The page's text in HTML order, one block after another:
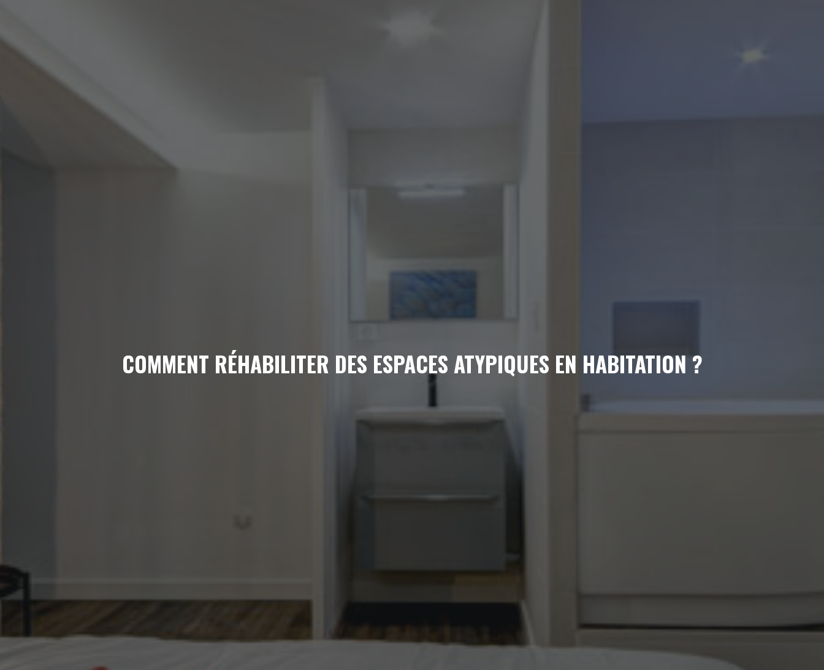
COMMENT RÉHABILITER DES ESPACES ATYPIQUES EN HABITATION ?